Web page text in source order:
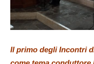
Il primo degli Incontri